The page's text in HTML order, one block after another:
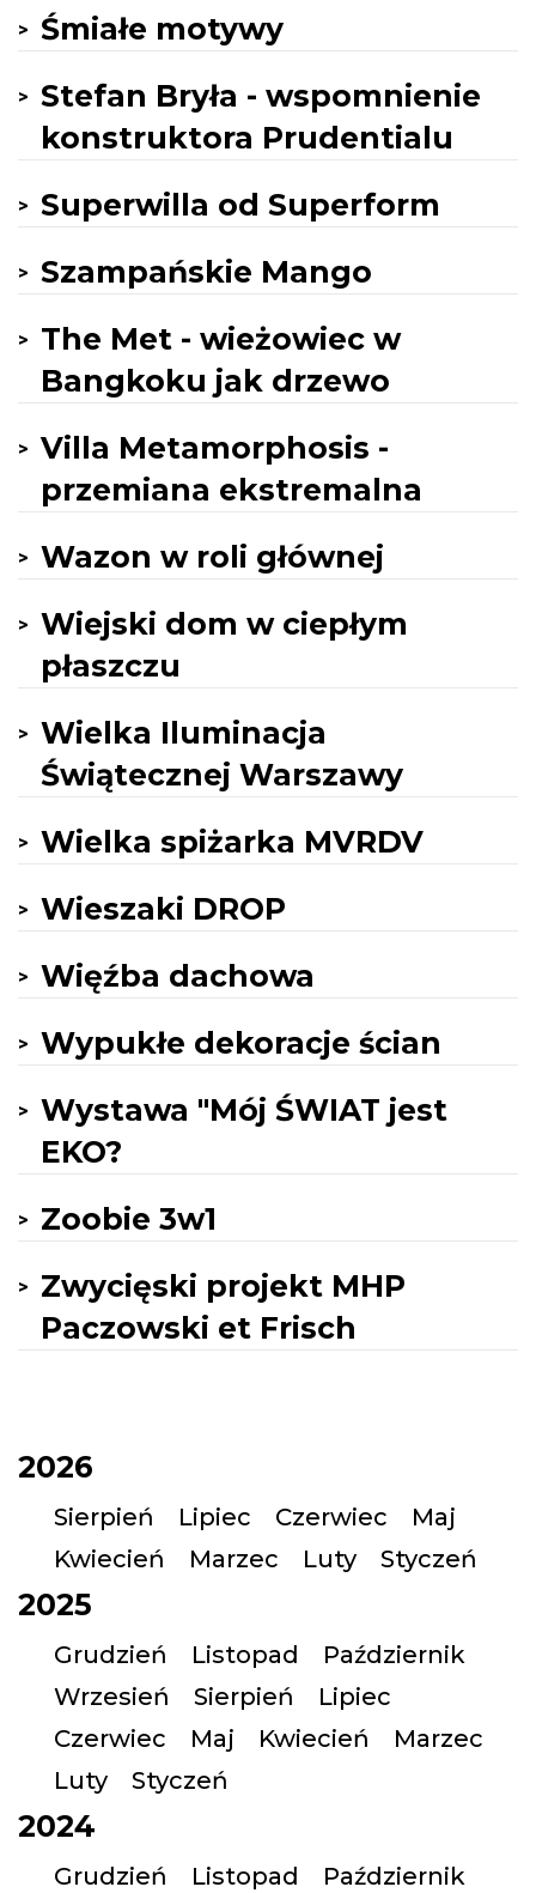
Śmiałe motywy
Stefan Bryła - wspomnienie
konstruktora Prudentialu
Superwilla od Superform
Szampańskie Mango
The Met - wieżowiec w
Bangkoku jak drzewo
Villa Metamorphosis -
przemiana ekstremalna
Wazon w roli głównej
Wiejski dom w ciepłym
płaszczu
Wielka Iluminacja
Świątecznej Warszawy
Wielka spiżarka MVRDV
Wieszaki DROP
Więźba dachowa
Wypukłe dekoracje ścian
Wystawa "Mój ŚWIAT jest
EKO?
Zoobie 3w1
Zwycięski projekt MHP
Paczowski et Frisch
2026
Sierpień Lipiec Czerwiec
Maj
Kwiecień
Marzec Luty Styczeń
2025
Grudzień Listopad
Październik
Wrzesień
Sierpień
Lipiec
Czerwiec
Maj Kwiecień
Marzec
Luty
Styczeń
2024
Grudzień Listopad Październik